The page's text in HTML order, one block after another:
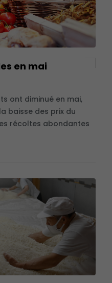
en mai
ont diminué en mai,
baisse des prix du
récoltes abondantes